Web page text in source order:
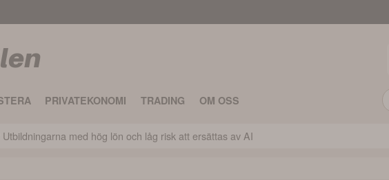
PRIVATEKONOMI TRADING OM OSS
med hög lön och låg risk att ersättas av AI